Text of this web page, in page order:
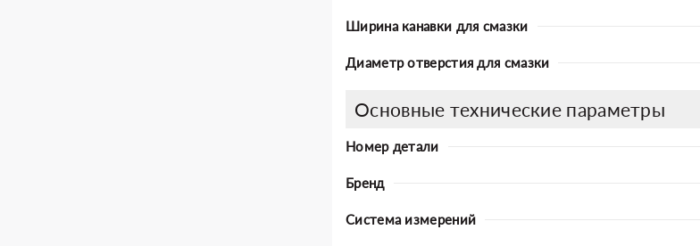
Ширина канавки для смазки
Диаметр отверстия для смазки
Основные технические параметры
Номер детали
Бренд
Система измерений